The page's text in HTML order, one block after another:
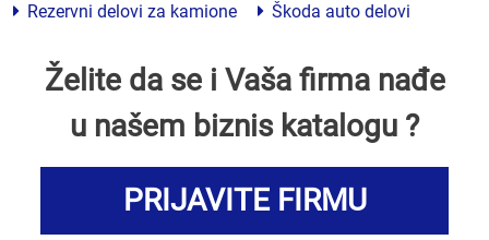
Rezervni delovi za kamione
Škoda auto delovi
Želite da se i Vaša firma nađe
u našem biznis katalogu ?
PRIJAVITE FIRMU